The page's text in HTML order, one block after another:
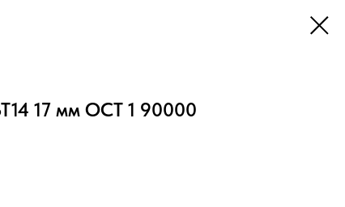
17 мм ОСТ 1 90000